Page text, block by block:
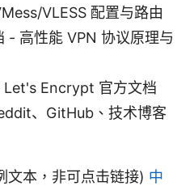
VLESS 配置与路由
- 高性能 VPN 协议原理与
Encrypt 官方文档
、GitHub、技术博客
文本，非可点击链接) 中